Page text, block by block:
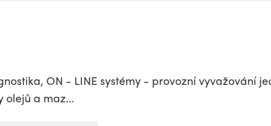
ON - LINE systémy - provozní vyvažování
a maz...